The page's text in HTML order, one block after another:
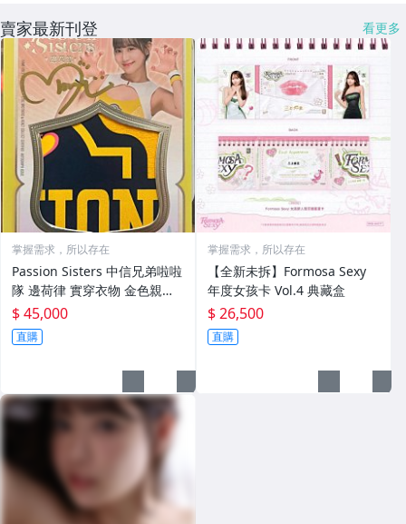
賣家最新刊登 看更多
掌握需求，所以存在
Passion Sisters 中信兄弟啦啦
隊 邊荷律 實穿衣物 金色親筆
✍️簽名 1of1
$ 45,000
直購
掌握需求，所以存在
【全新未拆】Formosa Sexy
年度女孩卡 Vol.4 典藏盒
$ 26,500
直購